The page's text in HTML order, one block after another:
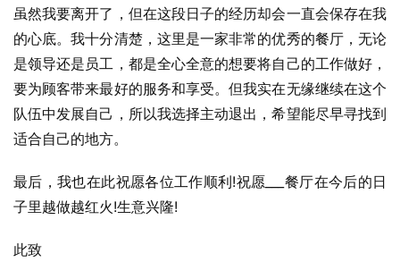
虽然我要离开了，但在这段日子的经历却会一直会保存在我
的心底。我十分清楚，这里是一家非常的优秀的餐厅，无论
是领导还是员工，都是全心全意的想要将自己的工作做好，
要为顾客带来最好的服务和享受。但我实在无缘继续在这个
队伍中发展自己，所以我选择主动退出，希望能尽早寻找到
适合自己的地方。
最后，我也在此祝愿各位工作顺利!祝愿___餐厅在今后的日
子里越做越红火!生意兴隆!
此致